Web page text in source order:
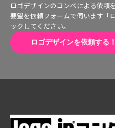
ロゴデザインのコンペによる依頼
要望を依頼フォームで伺います「
ックしてください。
ロゴデザインを依頼する！